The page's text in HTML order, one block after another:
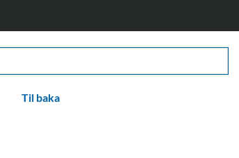
Til baka